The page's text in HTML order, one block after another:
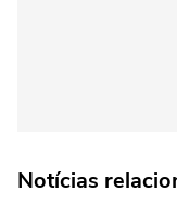
Notícias